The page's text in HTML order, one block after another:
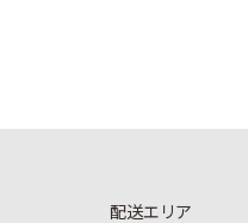
配送エリア